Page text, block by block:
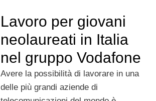
Lavoro per giovani
neolaureati in Italia
nel gruppo Vodafone
Avere la possibilità di lavorare in una
delle più grandi aziende di